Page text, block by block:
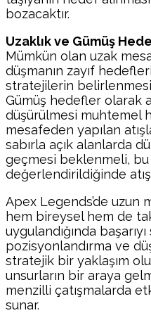
bozacaktır.
Uzaklık ve Gümüş
Mümkün olan uzak
düşmanın zayıf
stratejilerin belirlenmesi
Gümüş hedefler olarak
düşürülmesi muhtemel
mesafeden yapılan
sabırla açık alanlarda
geçmesi beklenmeli,
değerlendirildiğinde atış
Apex Legends’de uzun
hem bireysel hem de
uygulandığında
pozisyonlandırma ve
stratejik bir yaklaşım
unsurların bir araya
menzilli çatışmalarda
sunar.